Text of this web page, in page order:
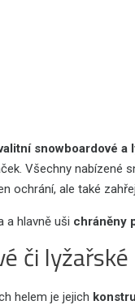
snowboardové a
Všechny nabízené
ochrání, ale také
a hlavně uši chráněny
či
helem je jejich